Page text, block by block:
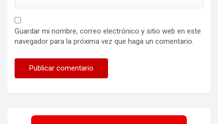
Guardar mi nombre, correo electrónico y sitio web en este
navegador para la próxima vez que haga un comentario.